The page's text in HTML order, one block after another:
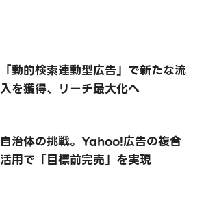
「動的検索連動型広告」で新たな流
入を獲得、リーチ最大化へ
自治体の挑戦。Yahoo!広告の複合
活用で「目標前完売」を実現